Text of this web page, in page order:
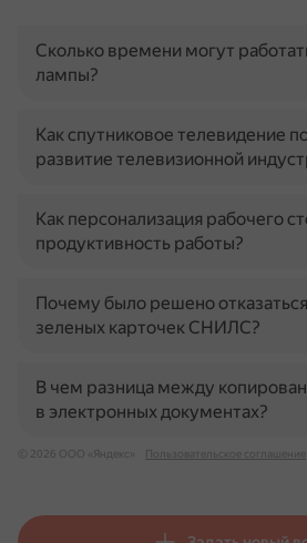
Сколько времени могут
лампы?
Как спутниковое телевидение
развитие телевизионной
Как персонализация рабочего
продуктивность работы?
Почему было решено
зеленых карточек СНИЛС?
В чем разница между
в электронных документах?
© 2026 ООО «Яндекс» Пользовательское соглашение